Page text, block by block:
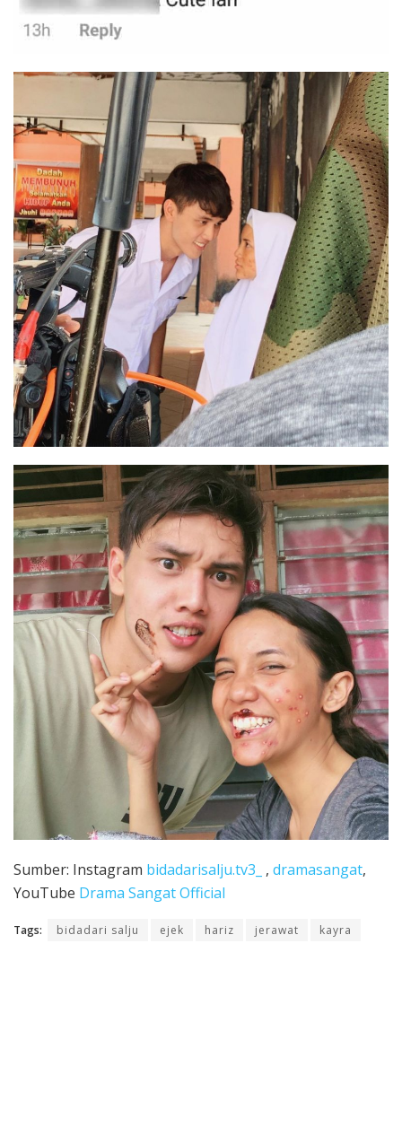
Sumber: Instagram bidadarisalju.tv3_ , dramasangat,
YouTube Drama Sangat Official
Tags: bidadari salju ejek hariz jerawat kayra